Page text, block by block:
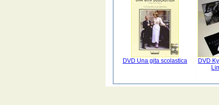
DVD Una gita scolastica
DVD